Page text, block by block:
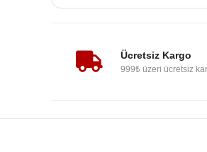
Ücretsiz Kargo
999₺ üzeri ücretsiz